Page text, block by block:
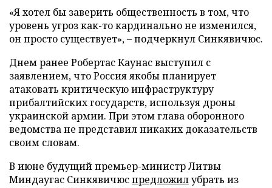
«Я хотел бы заверить общественность в том, что
уровень угроз как-то кардинально не изменился,
он просто существует», – подчеркнул Синкявичюс.
Днем ранее Робертас Каунас выступил с
заявлением, что Россия якобы планирует
атаковать критическую инфраструктуру
прибалтийских государств, используя дроны
украинской армии. При этом глава оборонного
ведомства не представил никаких доказательств
своим словам.
В июне будущий премьер-министр Литвы
Миндаугас Синкявичюспредложилубрать из